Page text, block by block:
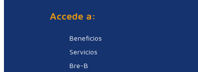
Accede a:
Beneficios
Servicios
Bre-B